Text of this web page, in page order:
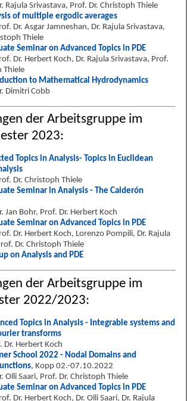
Rajula Srivastava, Prof. Dr. Christoph Thiele
of multiple ergodic averages
Dr. Asgar Jamneshan, Dr. Rajula Srivastava,
Thiele
Seminar on Advanced Topics in PDE
Dr. Herbert Koch, Dr. Rajula Srivastava, Prof.
Thiele
to Mathematical Hydrodynamics
Dimitri Cobb
der Arbeitsgruppe im
2023:
Topics in Analysis- Topics in Euclidean
Dr. Christoph Thiele
Seminar in Analysis - The Calderón
Jan Bohr, Prof. Dr. Herbert Koch
Seminar on Advanced Topics in PDE
Dr. Herbert Koch, Lorenzo Pompili, Dr. Rajula
Dr. Christoph Thiele
on Analysis and PDE
der Arbeitsgruppe im
2022/2023:
Topics in Analysis - Integrable systems and
transforms
Dr. Herbert Koch
School 2022 - Nodal Domains and
, Kopp 02.-07.10.2022
Olli Saari, Prof. Dr. Christoph Thiele
Seminar on Advanced Topics in PDE
Dr. Herbert Koch, Dr. Olli Saari, Dr. Rajula